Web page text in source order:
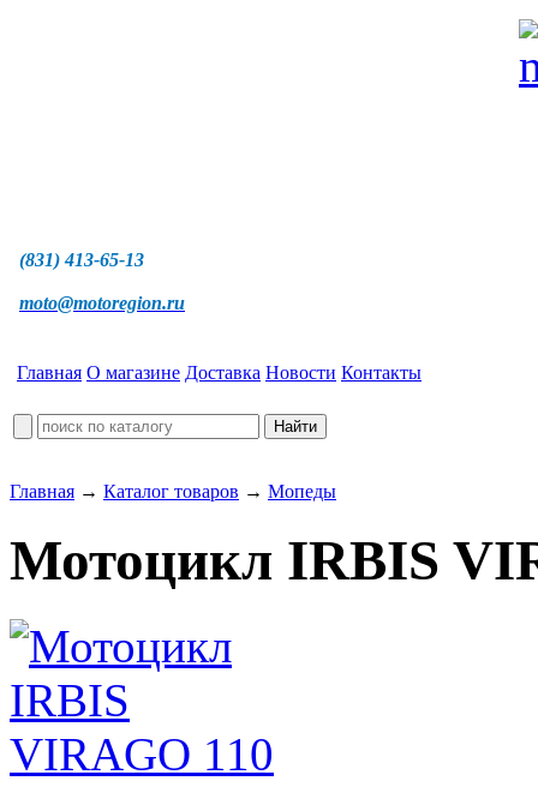
(831) 413-65-13
moto@motoregion.ru
Главная О магазине Доставка Новости Контакты
Главная → Каталог товаров → Мопеды
Мотоцикл IRBIS